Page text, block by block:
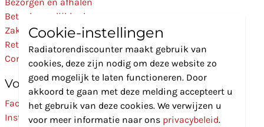
Betaalmogelijkheden
Zakelijk
Retourneren
Contact
Volg Ons
Facebook
Instagram
Cookie-instellingen
Radiatorendiscounter maakt gebruik van
cookies, deze zijn nodig om deze website zo
goed mogelijk te laten functioneren. Door
akkoord te gaan met deze melding accepteert u
het gebruik van deze cookies. We verwijzen u
voor meer informatie naar ons privacybeleid.